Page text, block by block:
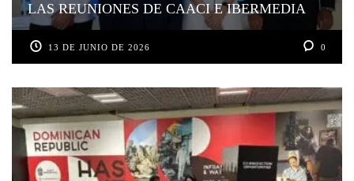
LAS REUNIONES DE CAACI E IBERMEDIA
13 DE JUNIO DE 2026 0